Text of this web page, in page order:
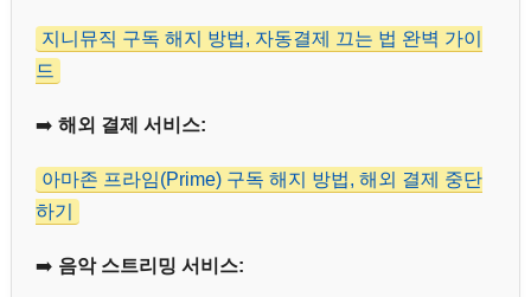
지니뮤직 구독 해지 방법, 자동결제 끄는 법 완벽 가이
드
➡️ 해외 결제 서비스:
아마존 프라임(Prime) 구독 해지 방법, 해외 결제 중단
하기
➡️ 음악 스트리밍 서비스: